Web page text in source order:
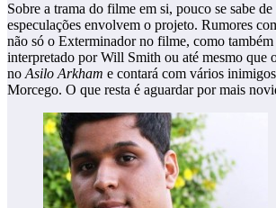
Sobre a trama do filme em si, pouco se sabe
especulações envolvem o projeto. Rumores
não só o Exterminador no filme, como
interpretado por Will Smith ou até mesmo que
noAsilo Arkham e contará com vários
Morcego. O que resta é aguardar por mais